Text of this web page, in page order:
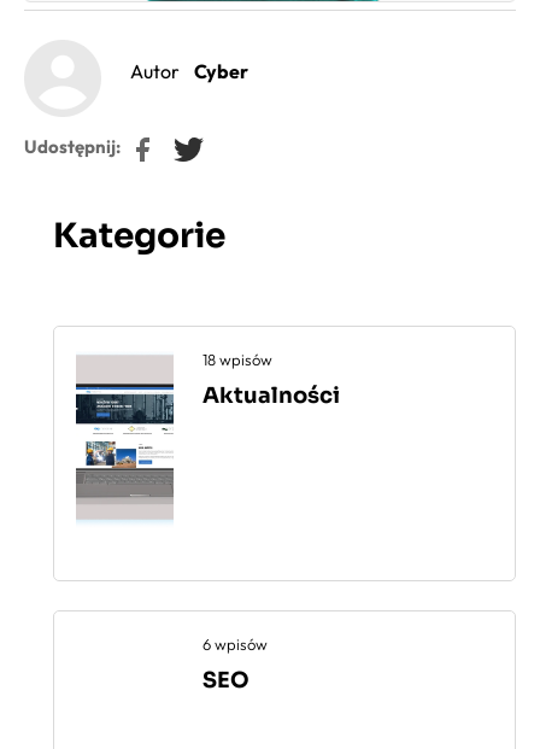
Autor Cyber
Udostępnij: TW
Kategorie
18 wpisów
Aktualności
6 wpisów
SEO